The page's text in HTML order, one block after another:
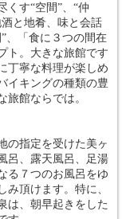
くす“空間”、“仲
と地肴、味と会話
、「食に３つの間在
ト。大きな旅館です
丁寧な料理が楽しめ
イキングの種類の豊
旅館ならでは。
の指定を受けた美ヶ
呂、露天風呂、足湯
る７つのお風呂をゆ
み頂けます。特に、
は、朝早起きをした